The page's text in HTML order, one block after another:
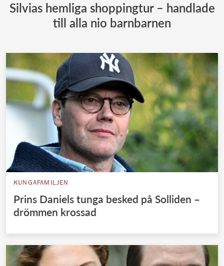
Silvias hemliga shoppingtur – handlade
till alla nio barnbarnen
KUNGAFAMILJEN
Prins Daniels tunga besked på Solliden –
drömmen krossad